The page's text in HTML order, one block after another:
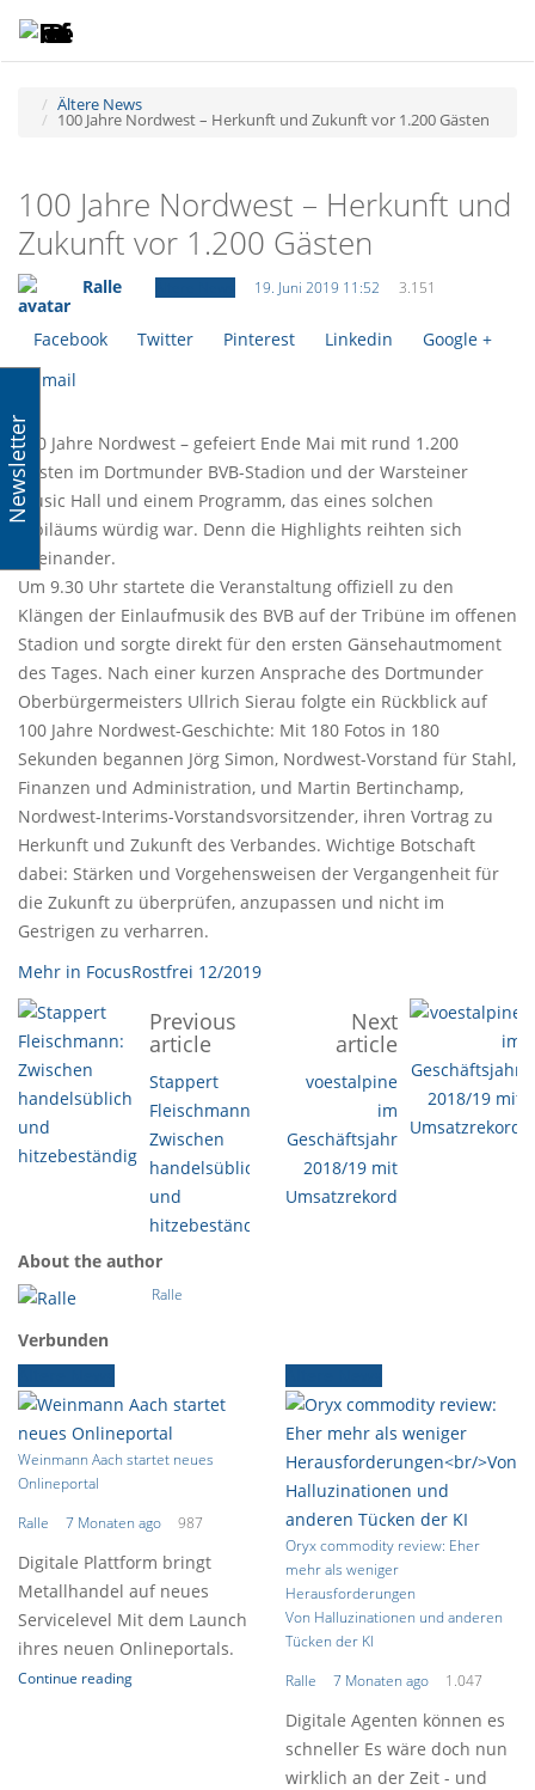
Ältere News
100 Jahre Nordwest – Herkunft und Zukunft vor 1.200 Gästen
100 Jahre Nordwest – Herkunft und
Zukunft vor 1.200 Gästen
Ralle 19. Juni 2019 11:52 3.151
Facebook Twitter Pinterest Linkedin
Google +
Email
100 Jahre Nordwest – gefeiert Ende Mai mit rund 1.200
Gästen im Dortmunder BVB-Stadion und der Warsteiner
Music Hall und einem Programm, das eines solchen
Jubiläums würdig war. Denn die Highlights reihten sich
aneinander.
Um 9.30 Uhr startete die Veranstaltung offiziell zu den
Klängen der Einlaufmusik des BVB auf der Tribüne im offenen
Stadion und sorgte direkt für den ersten Gänsehautmoment
des Tages. Nach einer kurzen Ansprache des Dortmunder
Oberbürgermeisters Ullrich Sierau folgte ein Rückblick auf
100 Jahre Nordwest-Geschichte: Mit 180 Fotos in 180
Sekunden begannen Jörg Simon, Nordwest-Vorstand für Stahl,
Finanzen und Administration, und Martin Bertinchamp,
Nordwest-Interims-Vorstandsvorsitzender, ihren Vortrag zu
Herkunft und Zukunft des Verbandes. Wichtige Botschaft
dabei: Stärken und Vorgehensweisen der Vergangenheit für
die Zukunft zu überprüfen, anzupassen und nicht im
Gestrigen zu verharren.
Mehr in FocusRostfrei 12/2019
Previous
article
Stappert
Fleischmann:
Zwischen
handelsüblich
und
hitzebeständig
Next
article
voestalpine
im
Geschäftsjahr
2018/19 mit
Umsatzrekord
About the author
Ralle
Verbunden
Weinmann Aach startet neues
Onlineportal
Ralle
7 Monaten ago 987
Digitale Plattform bringt
Metallhandel auf neues
Servicelevel Mit dem Launch
ihres neuen Onlineportals.
Continue reading
Oryx commodity review: Eher
mehr als weniger
Herausforderungen
Von Halluzinationen und anderen
Tücken der KI
Ralle
7 Monaten ago 1.047
Digitale Agenten können es
schneller Es wäre doch nun
wirklich an der Zeit - und
Newsletter